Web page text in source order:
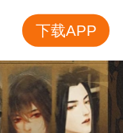
下载APP